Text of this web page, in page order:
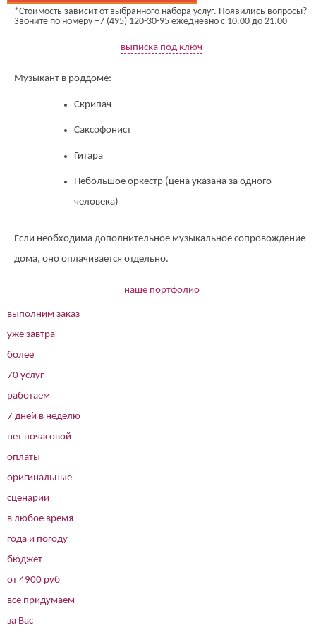
*Стоимость зависит от выбранного набора услуг. Появились вопросы?
Звоните по номеру +7 (495) 120-30-95 ежедневно с 10.00 до 21.00
выписка под ключ
Музыкант в роддоме:
Скрипач
Саксофонист
Гитара
Небольшое оркестр (цена указана за одного
человека)
Если необходима дополнительное музыкальное сопровождение
дома, оно оплачивается отдельно.
наше портфолио
выполним заказ
уже завтра
более
70 услуг
работаем
7 дней в неделю
нет почасовой
оплаты
оригинальные
сценарии
в любое время
года и погоду
бюджет
от 4900 руб
все придумаем
за Вас